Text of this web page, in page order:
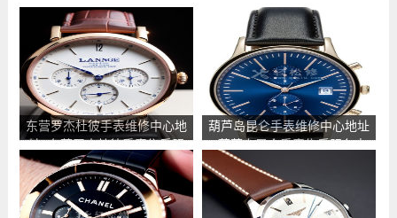
东营罗杰杜彼手表维修中心地
址_东营罗杰杜彼手表售后服
务点查询
葫芦岛昆仑手表维修中心地址
_葫芦岛昆仑手表售后服务点